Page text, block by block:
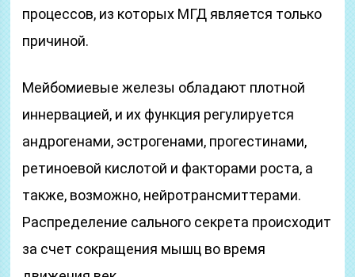
процессов, из которых МГД является только
причиной.
Мейбомиевые железы обладают плотной
иннервацией, и их функция регулируется
андрогенами, эстрогенами, прогестинами,
ретиноевой кислотой и факторами роста, а
также, возможно, нейротрансмиттерами.
Распределение сального секрета происходит
за счет сокращения мышц во время